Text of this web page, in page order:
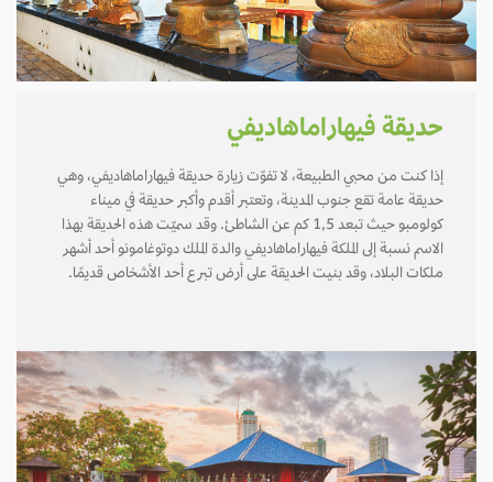
حديقة فيهاراماهاديفي
إذا كنت من محبي الطبيعة، لا تفوّت زيارة حديقة فيهاراماهاديفي، وهي
حديقة عامة تقع جنوب المدينة، وتعتبر أقدم وأكبر حديقة في ميناء
كولومبو حيث تبعد 1,5 كم عن الشاطئ. وقد سميّت هذه الحديقة بهذا
الاسم نسبة إلى الملكة فيهاراماهاديفي والدة الملك دوتوغامونو أحد أشهر
ملكات البلاد، وقد بنيت الحديقة على أرض تبرع أحد الأشخاص قديمًا.